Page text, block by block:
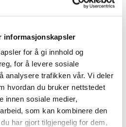
informasjonskapsler
for å gi innhold og
for å levere sosiale
analysere trafikken vår. Vi deler
hvordan du bruker nettstedet
innen sosiale medier,
som kan kombinere den
har gjort tilgjengelig for dem,
Alle haben Wi-Fi.
30 Stellplätze, von
Die
Toiletten und
sowie eine
für Abwasser und